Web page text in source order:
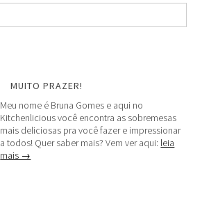
MUITO PRAZER!
Meu nome é Bruna Gomes e aqui no
Kitchenlicious você encontra as sobremesas
mais deliciosas pra você fazer e impressionar
a todos! Quer saber mais? Vem ver aqui: leia
mais →